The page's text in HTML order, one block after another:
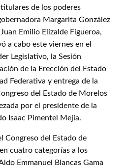
de los poderes
Margarita González
Emilio Elizalde Figueroa,
a cabo este viernes en el
Legislativo, la Sesión
de la Erección del Estado
Federativa y entrega de la
del Estado de Morelos
por el presidente de la
Isaac Pimentel Mejía.
Congreso del Estado de
cuatro categorías a los
Emmanuel Blancas Gama